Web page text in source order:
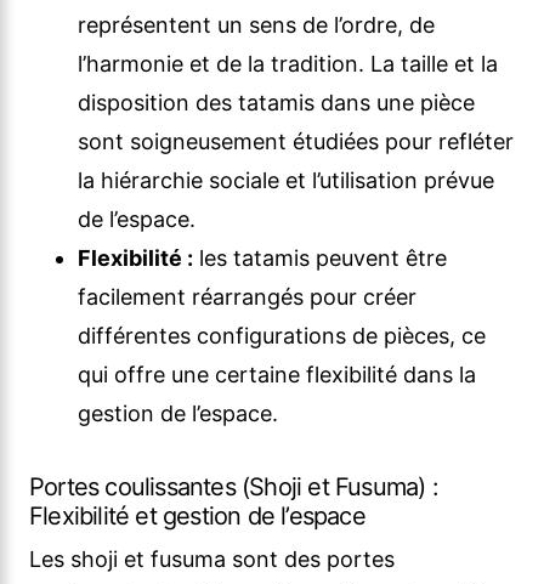
représentent un sens de l’ordre, de
l’harmonie et de la tradition. La taille et la
disposition des tatamis dans une pièce
sont soigneusement étudiées pour refléter
la hiérarchie sociale et l’utilisation prévue
de l’espace.
Flexibilité : les tatamis peuvent être
facilement réarrangés pour créer
différentes configurations de pièces, ce
qui offre une certaine flexibilité dans la
gestion de l’espace.
Portes coulissantes (Shoji et Fusuma) :
Flexibilité et gestion de l’espace
Les shoji et fusuma sont des portes